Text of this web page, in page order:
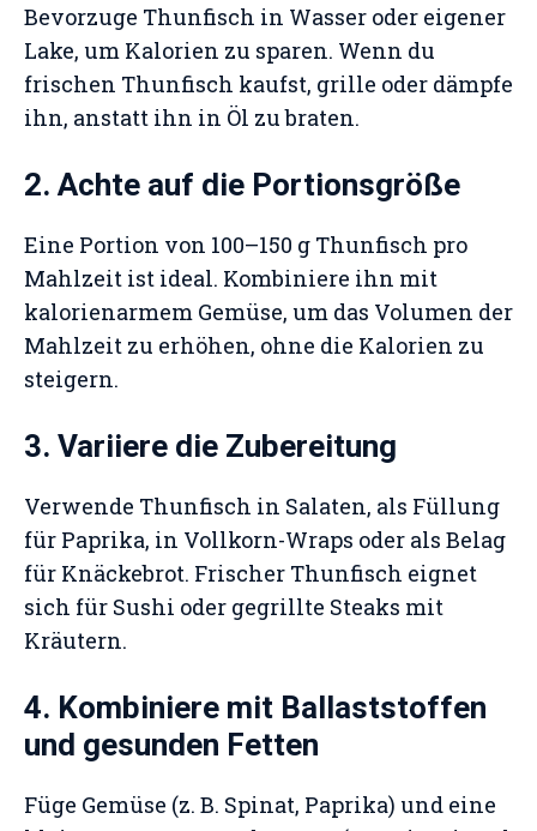
Bevorzuge Thunfisch in Wasser oder eigener
Lake, um Kalorien zu sparen. Wenn du
frischen Thunfisch kaufst, grille oder dämpfe
ihn, anstatt ihn in Öl zu braten.
2. Achte auf die Portionsgröße
Eine Portion von 100–150 g Thunfisch pro
Mahlzeit ist ideal. Kombiniere ihn mit
kalorienarmem Gemüse, um das Volumen der
Mahlzeit zu erhöhen, ohne die Kalorien zu
steigern.
3. Variiere die Zubereitung
Verwende Thunfisch in Salaten, als Füllung
für Paprika, in Vollkorn-Wraps oder als Belag
für Knäckebrot. Frischer Thunfisch eignet
sich für Sushi oder gegrillte Steaks mit
Kräutern.
4. Kombiniere mit Ballaststoffen
und gesunden Fetten
Füge Gemüse (z. B. Spinat, Paprika) und eine